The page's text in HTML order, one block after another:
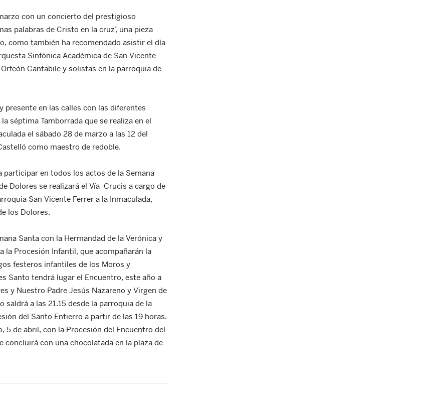
con un concierto del prestigioso
palabras de Cristo en la cruz’, una pieza
como también ha recomendado asistir el día
Sinfónica Académica de San Vicente
Cantabile y solistas en la parroquia de
presente en las calles con las diferentes
séptima Tamborrada que se realiza en el
el sábado 28 de marzo a las 12 del
como maestro de redoble.
en todos los actos de la Semana
Dolores se realizará el Vía Crucis a cargo de
San Vicente Ferrer a la Inmaculada,
los Dolores.
Santa con la Hermandad de la Verónica y
la Procesión Infantil, que acompañarán la
festeros infantiles de los Moros y
Santo tendrá lugar el Encuentro, este año a
y Nuestro Padre Jesús Nazareno y Virgen de
saldrá a las 21.15 desde la parroquia de la
del Santo Entierro a partir de las 19 horas.
de abril, con la Procesión del Encuentro del
con una chocolatada en la plaza de